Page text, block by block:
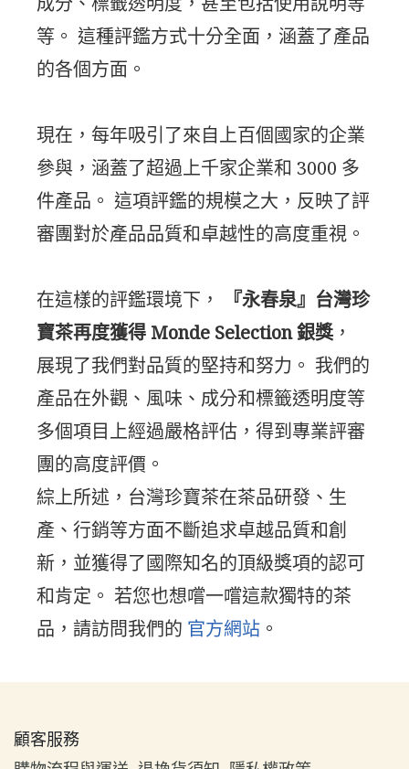
等。 這種評鑑方式十分全面，涵蓋了產品
的各個方面。
現在，每年吸引了來自上百個國家的企業
參與，涵蓋了超過上千家企業和 3000 多
件產品。 這項評鑑的規模之大，反映了評
審團對於產品品質和卓越性的高度重視。
在這樣的評鑑環境下，
『永春泉』台灣珍
寶茶再度獲得 Monde Selection 銀獎 ，
展現了我們對品質的堅持和努力。 我們的
產品在外觀、風味、成分和標籤透明度等
多個項目上經過嚴格評估，得到專業評審
團的高度評價。
綜上所述，台灣珍寶茶在茶品研發、生
產、行銷等方面不斷追求卓越品質和創
新，並獲得了國際知名的頂級獎項的認可
和肯定。 若您也想嚐一嚐這款獨特的茶
品，請訪問我們的 官方網站 。
顧客服務